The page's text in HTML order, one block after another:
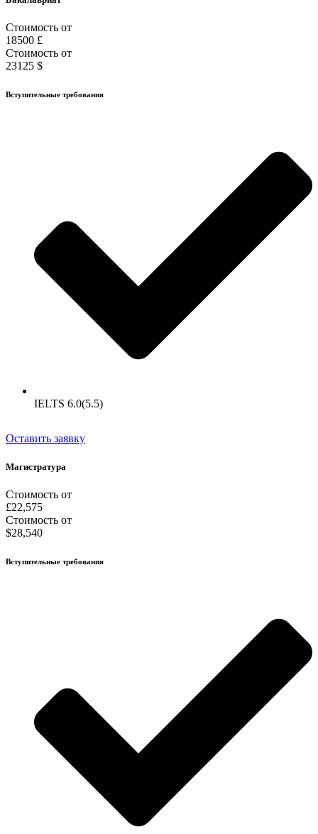
Стоимость от
18500 £
Стоимость от
23125 $
Вступительные требования
IELTS 6.0(5.5)
Оставить заявку
Магистратура
Стоимость от
£22,575
Стоимость от
$28,540
Вступительные требования